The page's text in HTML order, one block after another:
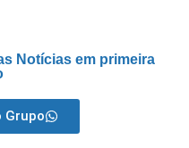
Notícias em primeira
Grupo